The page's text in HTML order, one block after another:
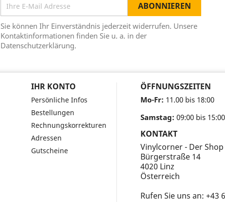
Sie können Ihr Einverständnis jederzeit widerrufen. Unsere
Kontaktinformationen finden Sie u. a. in der
Datenschutzerklärung.
IHR KONTO
Persönliche Infos
Bestellungen
Rechnungskorrekturen
Adressen
Gutscheine
ÖFFNUNGSZEITEN
Mo-Fr: 11.00 bis 18:00
Samstag: 09:00 bis 15:00
KONTAKT
Vinylcorner - Der
Bürgerstraße 14
4020 Linz
Österreich
Rufen Sie uns an: +43